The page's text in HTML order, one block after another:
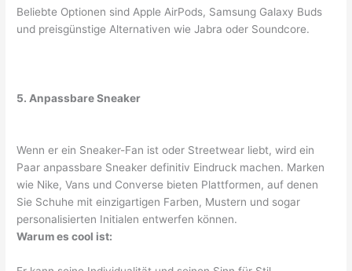
Beliebte Optionen sind Apple AirPods, Samsung Galaxy Buds
und preisgünstige Alternativen wie Jabra oder Soundcore.
5. Anpassbare Sneaker
Wenn er ein Sneaker-Fan ist oder Streetwear liebt, wird ein
Paar anpassbare Sneaker definitiv Eindruck machen. Marken
wie Nike, Vans und Converse bieten Plattformen, auf denen
Sie Schuhe mit einzigartigen Farben, Mustern und sogar
personalisierten Initialen entwerfen können.
Warum es cool ist: